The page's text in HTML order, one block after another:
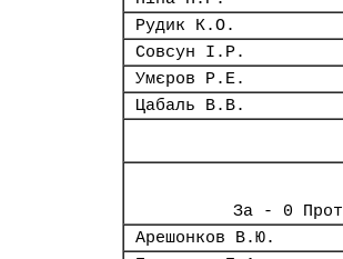
Рудик К.О.
Совсун І.Р.
Умєров Р.Е.
Цабаль В.В.
За - 0
Арешонков В.Ю.